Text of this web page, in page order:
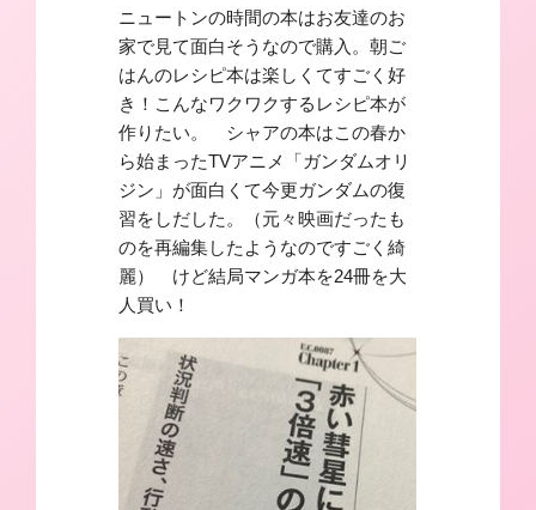
ニュートンの時間の本はお友達のお
家で見て面白そうなので購入。朝ご
はんのレシピ本は楽しくてすごく好
き！こんなワクワクするレシピ本が
作りたい。 シャアの本はこの春か
ら始まったTVアニメ「ガンダムオリ
ジン」が面白くて今更ガンダムの復
習をしだした。（元々映画だったも
のを再編集したようなのですごく綺
麗） けど結局マンガ本を24冊を大
人買い！